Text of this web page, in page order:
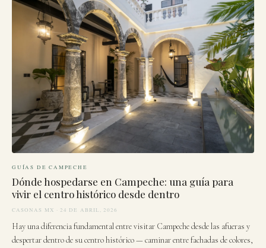
GUÍAS DE CAMPECHE
Dónde hospedarse en Campeche: una guía para
vivir el centro histórico desde dentro
CASONAS MX · 24 DE ABRIL, 2026
Hay una diferencia fundamental entre visitar Campeche desde las afueras y
despertar dentro de su centro histórico — caminar entre fachadas de colores,